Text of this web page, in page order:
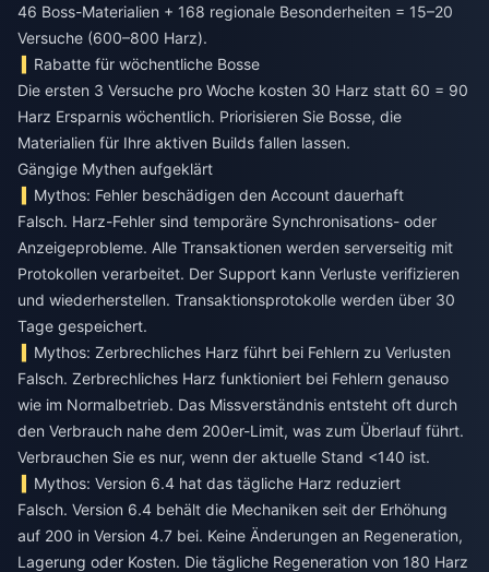
46 Boss-Materialien + 168 regionale Besonderheiten = 15–20
Versuche (600–800 Harz).
Rabatte für wöchentliche Bosse
Die ersten 3 Versuche pro Woche kosten 30 Harz statt 60 = 90
Harz Ersparnis wöchentlich. Priorisieren Sie Bosse, die
Materialien für Ihre aktiven Builds fallen lassen.
Gängige Mythen aufgeklärt
Mythos: Fehler beschädigen den Account dauerhaft
Falsch. Harz-Fehler sind temporäre Synchronisations- oder
Anzeigeprobleme. Alle Transaktionen werden serverseitig mit
Protokollen verarbeitet. Der Support kann Verluste verifizieren
und wiederherstellen. Transaktionsprotokolle werden über 30
Tage gespeichert.
Mythos: Zerbrechliches Harz führt bei Fehlern zu Verlusten
Falsch. Zerbrechliches Harz funktioniert bei Fehlern genauso
wie im Normalbetrieb. Das Missverständnis entsteht oft durch
den Verbrauch nahe dem 200er-Limit, was zum Überlauf führt.
Verbrauchen Sie es nur, wenn der aktuelle Stand <140 ist.
Mythos: Version 6.4 hat das tägliche Harz reduziert
Falsch. Version 6.4 behält die Mechaniken seit der Erhöhung
auf 200 in Version 4.7 bei. Keine Änderungen an Regeneration,
Lagerung oder Kosten. Die tägliche Regeneration von 180 Harz